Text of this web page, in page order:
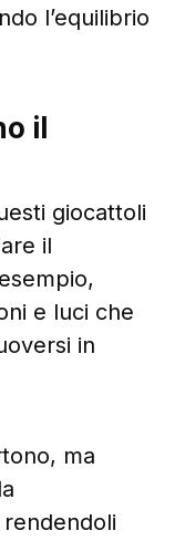
l’equilibrio
il
giocattoli
il
e luci che
in
ma